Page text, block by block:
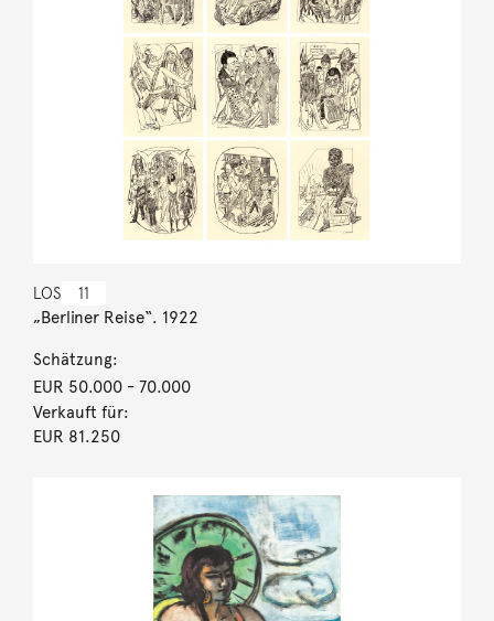
LOS 11
„Berliner Reise“. 1922
Schätzung:
EUR 50.000- 70.000
Verkauft für:
EUR 81.250